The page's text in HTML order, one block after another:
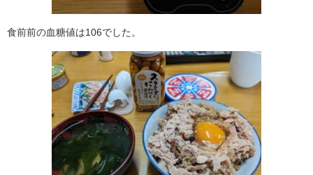
食前前の血糖値は106でした。